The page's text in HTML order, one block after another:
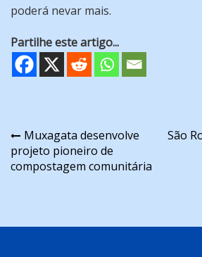
poderá nevar mais.
Partilhe este artigo...
Navegação
de
Muxagata desenvolve
projeto pioneiro de
compostagem comunitária
São